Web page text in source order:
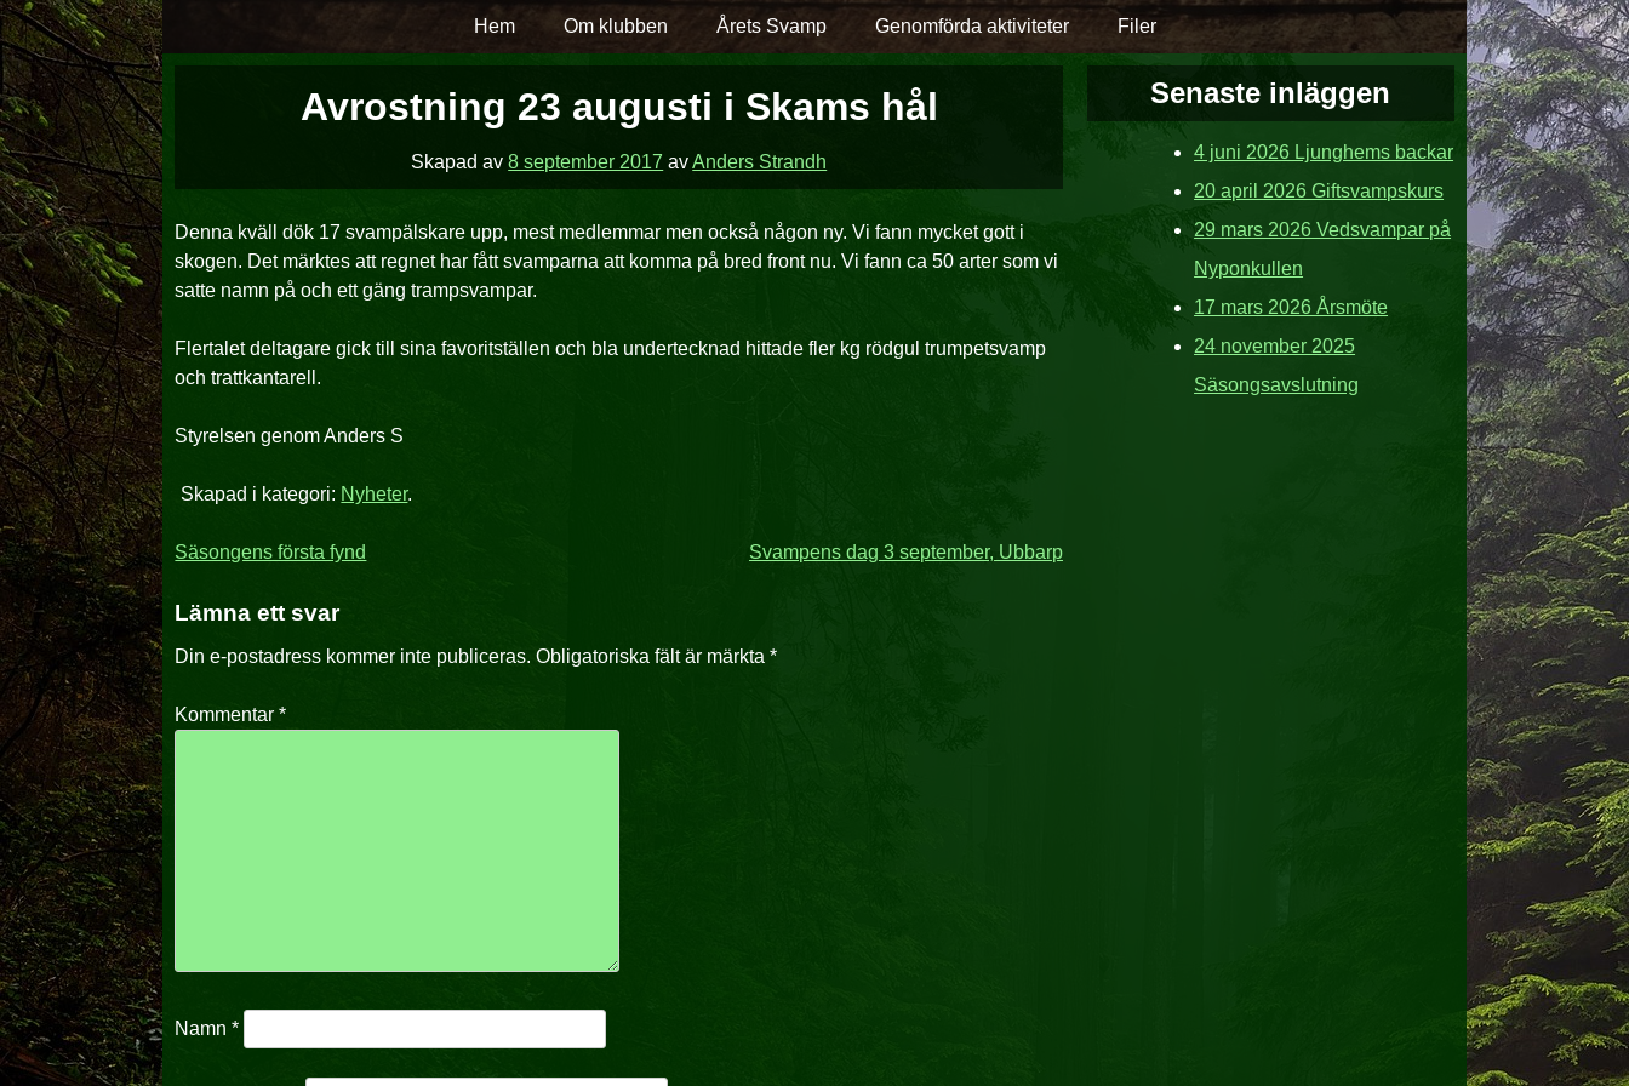
Hoppa
över
till
innehåll
Hem Om klubben Årets Svamp Genomförda aktiviteter Filer
Avrostning 23 augusti i Skams hål
Skapad av8 september 2017 avAnders Strandh
Denna kväll dök 17 svampälskare upp, mest medlemmar men också någon ny. Vi fann mycket gott i
skogen. Det märktes att regnet har fått svamparna att komma på bred front nu. Vi fann ca 50 arter som vi
satte namn på och ett gäng trampsvampar.
Flertalet deltagare gick till sina favoritställen och bla undertecknad hittade fler kg rödgul trumpetsvamp
och trattkantarell.
Styrelsen genom Anders S
Skapad i kategori: Nyheter.
Inläggsnavigering
Säsongens första fynd Svampens dag 3 september, Ubbarp
Lämna ett svar
Din e-postadress kommer inte publiceras. Obligatoriska fält är märkta*
Kommentar*
Namn*
Senaste inläggen
4 juni 2026 Ljunghems backar
20 april 2026 Giftsvampskurs
29 mars 2026 Vedsvampar på
Nyponkullen
17 mars 2026 Årsmöte
24 november 2025
Säsongsavslutning